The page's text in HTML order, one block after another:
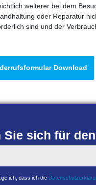
weiterer bei dem
oder Reparatur
sind und der
Download
Sie sich für
ich, dass ich die